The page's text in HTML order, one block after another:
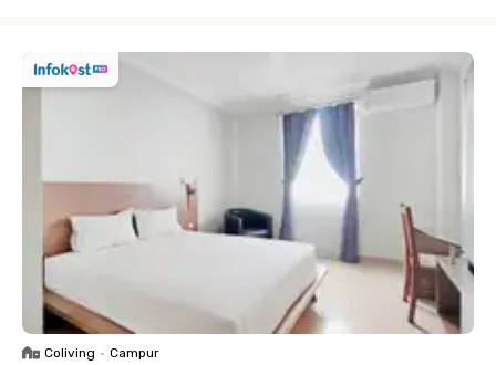
Coliving • Campur